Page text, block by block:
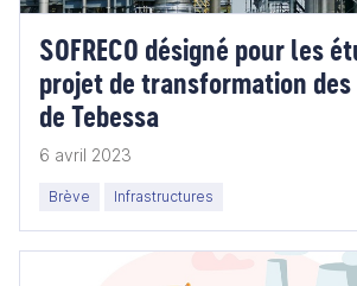
SOFRECO désigné pour les
projet de transformation
de Tebessa
6 avril 2023
Brève Infrastructures